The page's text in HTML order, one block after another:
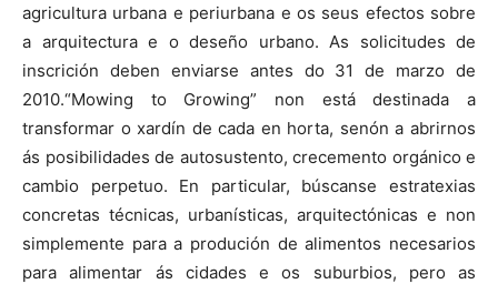
agricultura urbana e periurbana e os seus efectos sobre
a arquitectura e o deseño urbano. As solicitudes de
inscrición deben enviarse antes do 31 de marzo de
2010.“Mowing to Growing” non está destinada a
transformar o xardín de cada en horta, senón a abrirnos
ás posibilidades de autosustento, crecemento orgánico e
cambio perpetuo. En particular, búscanse estratexias
concretas técnicas, urbanísticas, arquitectónicas e non
simplemente para a produción de alimentos necesarios
para alimentar ás cidades e os suburbios, pero as